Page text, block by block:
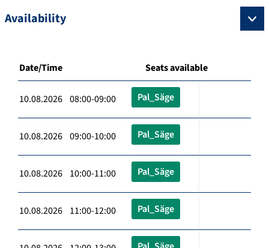
Availability
Date/Time Seats available
10.08.2026 08:00-09:00 Pal_Säge
10.08.2026 09:00-10:00 Pal_Säge
10.08.2026 10:00-11:00 Pal_Säge
10.08.2026 11:00-12:00 Pal_Säge